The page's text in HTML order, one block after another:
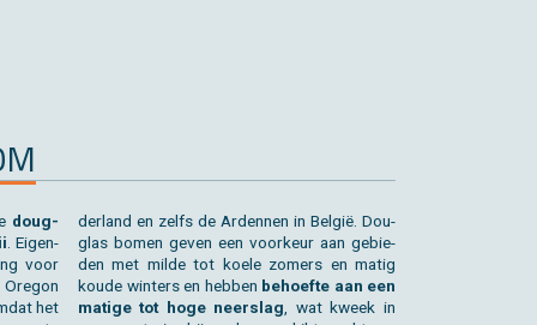
dou­g­
. Ei­gen­
voor
het
der­land en zelfs de Ar­den­nen in België. Dou­
g­las bomen geven een voor­keur aan ge­bie­
den met milde tot koele zo­mers en matig
koude win­ters en heb­ben be­hoef­te aan een
ma­ti­ge tot hoge neer­slag, wat kweek in